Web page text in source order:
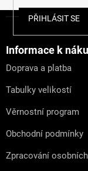
PŘIHLÁSIT SE
Informace k
Doprava a platba
Tabulky velikostí
Věrnostní program
Obchodní podmínky
Zpracování